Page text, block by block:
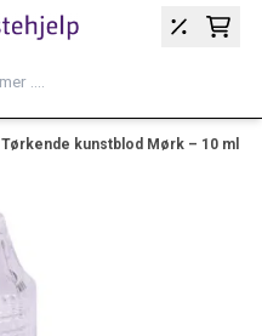
Tørkende kunstblod Mørk – 10 ml